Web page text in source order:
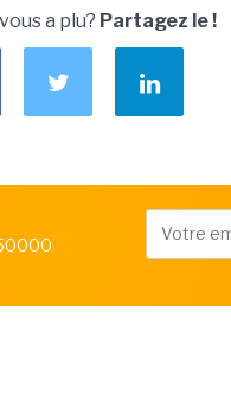
a plu? Partagez le !